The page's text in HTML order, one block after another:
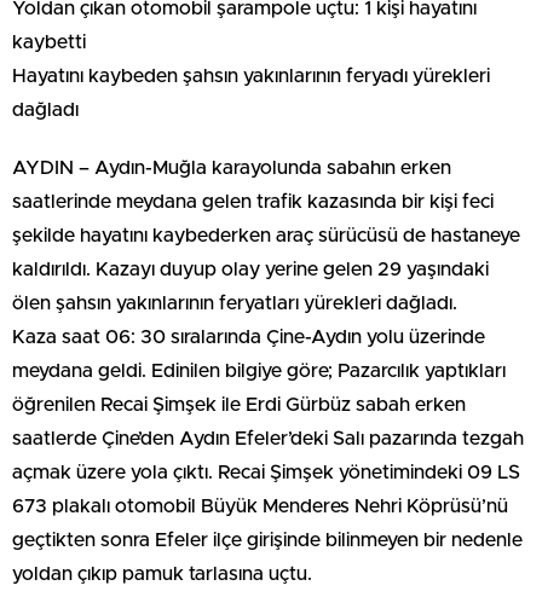
Yoldan çıkan otomobil şarampole uçtu: 1 kişi hayatını
kaybetti
Hayatını kaybeden şahsın yakınlarının feryadı yürekleri
dağladı
AYDIN – Aydın-Muğla karayolunda sabahın erken
saatlerinde meydana gelen trafik kazasında bir kişi feci
şekilde hayatını kaybederken araç sürücüsü de hastaneye
kaldırıldı. Kazayı duyup olay yerine gelen 29 yaşındaki
ölen şahsın yakınlarının feryatları yürekleri dağladı.
Kaza saat 06: 30 sıralarında Çine-Aydın yolu üzerinde
meydana geldi. Edinilen bilgiye göre; Pazarcılık yaptıkları
öğrenilen Recai Şimşek ile Erdi Gürbüz sabah erken
saatlerde Çine’den Aydın Efeler’deki Salı pazarında tezgah
açmak üzere yola çıktı. Recai Şimşek yönetimindeki 09 LS
673 plakalı otomobil Büyük Menderes Nehri Köprüsü’nü
geçtikten sonra Efeler ilçe girişinde bilinmeyen bir nedenle
yoldan çıkıp pamuk tarlasına uçtu.